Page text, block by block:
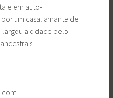
e em auto-
um casal amante de
largou a cidade pelo